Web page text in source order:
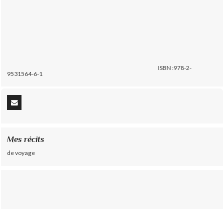
ISBN :978-2-
9531564-6-1
Mes récits
de voyage